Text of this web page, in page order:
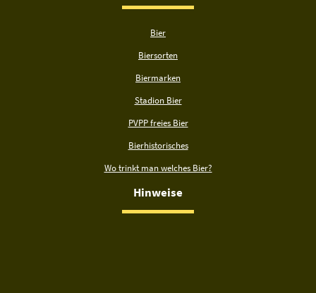
Bier
Biersorten
Biermarken
Stadion Bier
PVPP freies Bier
Bierhistorisches
Wo trinkt man welches Bier?
Hinweise